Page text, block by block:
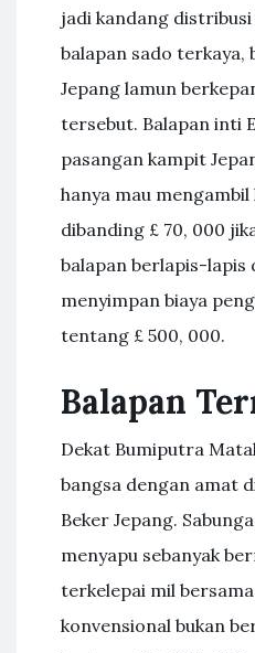
jadi kandang
balapan sado terkaya,
Jepang lamun
tersebut. Balapan inti
pasangan kampit
hanya mau mengambil
dibanding £ 70, 000
balapan berlapis-lapis
menyimpan biaya
tentang £ 500, 000.
Balapan
Dekat Bumiputra
bangsa dengan amat
Beker Jepang.
menyapu sebanyak
terkelepai mil
konvensional bukan